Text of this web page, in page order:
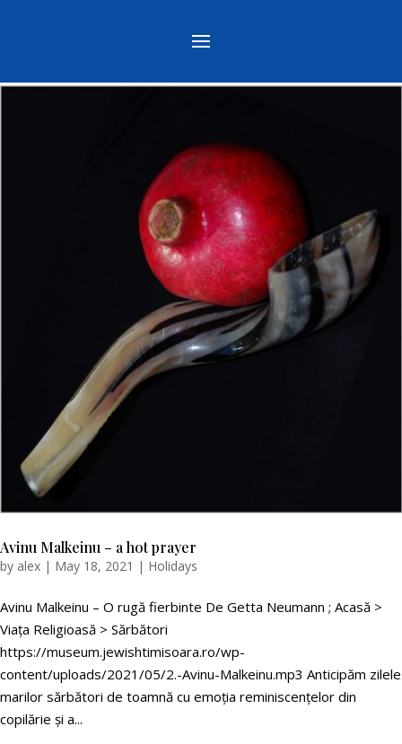
Avinu Malkeinu – a hot prayer
by alex | May 18, 2021 | Holidays
Avinu Malkeinu – O rugă fierbinte De Getta Neumann ; Acasă >
Viața Religioasă > Sărbători
https://museum.jewishtimisoara.ro/wp-
content/uploads/2021/05/2.-Avinu-Malkeinu.mp3 Anticipăm zilele
marilor sărbători de toamnă cu emoția reminiscențelor din
copilărie și a...